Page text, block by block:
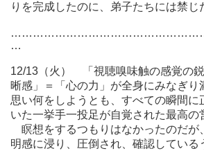
りを完成したのに、弟子たちには禁じ
…
12/13（火） 「視聴嗅味触の感覚の
晰感」＝「心の力」が全身にみなぎり
思い何をしようとも、すべての瞬間に
いた一挙手一投足が自覚された最高の
瞑想をするつもりはなかったのだが
明感に浸り、圧倒され、確認している